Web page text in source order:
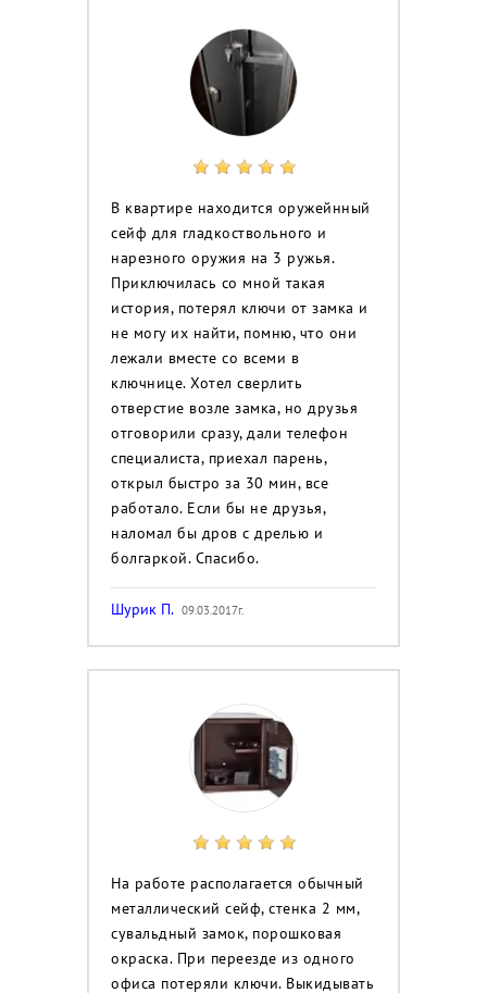
В квартире находится оружейнный
сейф для гладкоствольного и
нарезного оружия на 3 ружья.
Приключилась со мной такая
история, потерял ключи от замка и
не могу их найти, помню, что они
лежали вместе со всеми в
ключнице. Хотел сверлить
отверстие возле замка, но друзья
отговорили сразу, дали телефон
специалиста, приехал парень,
открыл быстро за 30 мин, все
работало. Если бы не друзья,
наломал бы дров с дрелью и
болгаркой. Спасибо.
Шурик П. 09.03.2017г.
На работе располагается обычный
металлический сейф, стенка 2 мм,
сувальдный замок, порошковая
окраска. При переезде из одного
офиса потеряли ключи. Выкидывать